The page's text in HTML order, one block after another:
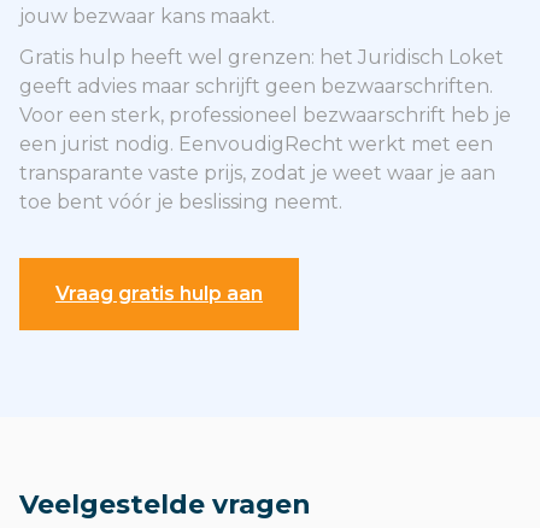
jouw bezwaar kans maakt.
Gratis hulp heeft wel grenzen: het Juridisch Loket
geeft advies maar schrijft geen bezwaarschriften.
Voor een sterk, professioneel bezwaarschrift heb je
een jurist nodig. EenvoudigRecht werkt met een
transparante vaste prijs, zodat je weet waar je aan
toe bent vóór je beslissing neemt.
Vraag gratis hulp aan
Veelgestelde vragen